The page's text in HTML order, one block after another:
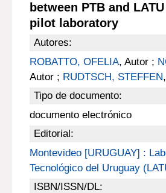
between PTB and
pilot laboratory
Autores:
ROBATTO, OFELIA, Autor ;
Autor ; RUDTSCH, STEFFEN
Tipo de documento:
documento electrónico
Editorial:
Montevideo [URUGUAY] :
Tecnológico del Uruguay
ISBN/ISSN/DL: